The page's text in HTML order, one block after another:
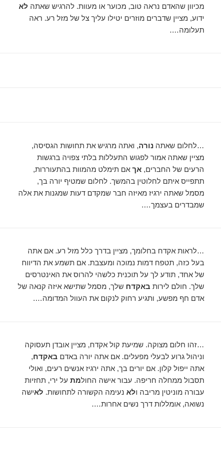
מכיוון שהאדם נראה טוב, מכוער או מעוות. להרגיש שאתה לא
ידוע, מציין שדברים מוזרים יטילו עליך צל של מזל רע. ראה
תעלומה….
…לחלום שאתהנורה, ואתה מרגיש את תחושות הגסיסה,
מציין שאתה אמור לפגוש התעללות בלתי צפויה ברגשות
הרעים של החברים,אך אם תימלט מהמוות בהתעוררות,
תתפייס איתם לחלוטין בהמשך. לחלום שמטיף יורה בך,
מסמל שאתה ירגיז מאיזה חבר שמקדם דעות שמגנות את אלה
שמבדרים בעצמך….
…לראות אקדח בחלומך, מציין בדרך כלל מזל רע. אם אתה
בעל כזה, תטפח דמות נמוכה ומעצבת. אם תשמע את הדיווח
של אחד, תודע לך על תוכנית כלשהי להרוס את האינטרסים
שלך. חולם לירות באקדח שלך, מסמל שתישא איזה קנאה של
אדם חף מפשע, ותגיע רחוק לנקום את העוול המדומה….
…זהו חלום מצוקה. שמיעת קול אקדח, מציין אובדן תעסוקה
וניהול גרוע לבעלי מפעלים. אם אתה יורה באדם באקדח,
אתה ייפול קלון. אם יורים בך, אתה ירגיז אנשים רעים, ואולי
תסבול ממחלה חריפה. עבור אישה החולמת על ירי, תחזיות
עבורה מוניטין מריבה ולא נעימה הקשורה לתחושות. לאישה
נשואה, אומללות דרך נשים אחרות….